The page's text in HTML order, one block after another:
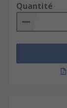
Quantité